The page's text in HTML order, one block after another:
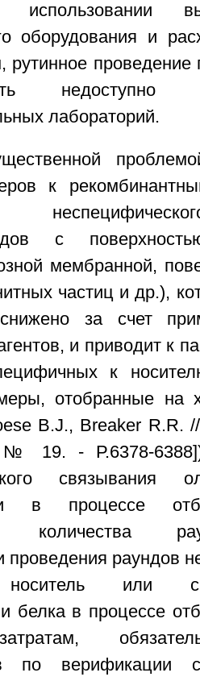
оборудования и
рутинное проведение
недоступно
лабораторий.
к
с
мембранной,
частиц и др.),
за счет
и приводит к
к
отобранные на
В.J., Breaker R.R.
19. - Р.6378-
связывания
в процессе
количества
проведения раундов
носитель или
белка в процессе
по верификации